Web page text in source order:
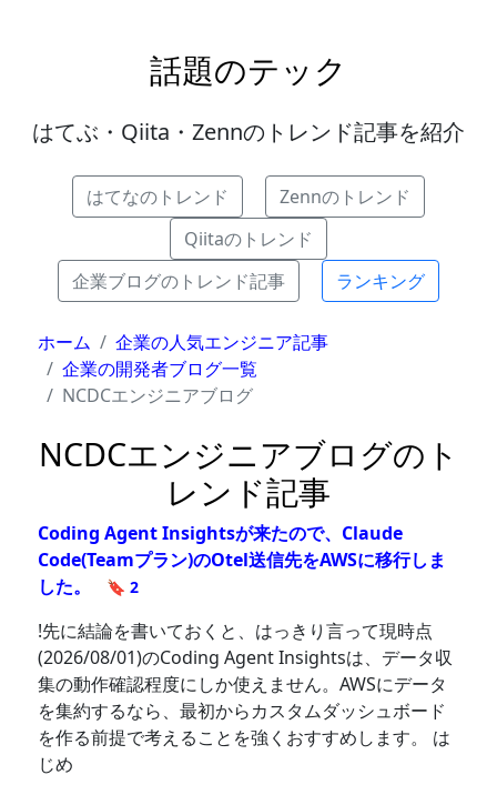
話題のテック
はてぶ・Qiita・Zennのトレンド記事を紹介
はてなのトレンド
Zennのトレンド
Qiitaのトレンド
企業ブログのトレンド記事
ランキング
ホーム
企業の人気エンジニア記事
企業の開発者ブログ一覧
NCDCエンジニアブログ
NCDCエンジニアブログのト
レンド記事
Coding Agent Insightsが来たので、Claude
Code(Teamプラン)のOtel送信先をAWSに移行しま
した。
🔖 2
!先に結論を書いておくと、はっきり言って現時点
(2026/08/01)のCoding Agent Insightsは、データ収
集の動作確認程度にしか使えません。AWSにデータ
を集約するなら、最初からカスタムダッシュボード
を作る前提で考えることを強くおすすめします。 は
じめ